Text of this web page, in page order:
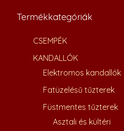
Termékkategóriák
CSEMPÉK
KANDALLÓK
Elektromos kandallók
Fatüzelésű tűzterek
Füstmentes tűzterek
Asztali és kültéri